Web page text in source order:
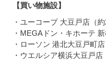
【買い物施設】
・ユーコープ 大豆戸店（約
・MEGAドン・キホーテ
・ローソン 港北大豆戸町店
・ウエルシア横浜大豆戸店